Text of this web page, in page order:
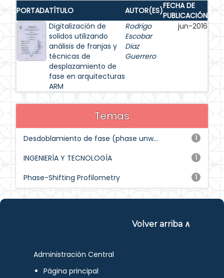
PORTADATÍTULO AUTOR(ES)FECHA DE
PUBLICACIÓN
Digitalización de
solidos utilizando
análisis de franjas y
técnicas de
desplazamiento de
fase en arquitecturas
ARM
Rodrigo
Escobar
Diaz
Guerrero
jun-2016
Temas
1
Desdoblamiento de fase (phase unw...
1
INGENIERÍA Y TECNOLOGÍA
1
Phase-Shifting Profilometry
Volver arriba ∧
Administración Central
Página principal